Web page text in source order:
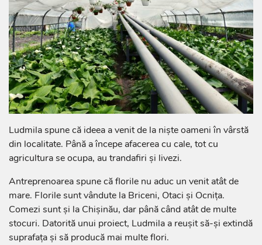
Ludmila spune că ideea a venit de la niște oameni în vârstă
din localitate. Până a începe afacerea cu cale, tot cu
agricultura se ocupa, au trandafiri și livezi.
Antreprenoarea spune că florile nu aduc un venit atât de
mare. Florile sunt vândute la Briceni, Otaci și Ocnița.
Comezi sunt și la Chișinău, dar până când atât de multe
stocuri. Datorită unui proiect, Ludmila a reușit să-și extindă
suprafața și să producă mai multe flori.